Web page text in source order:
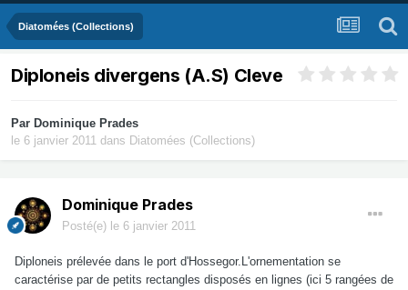
Diatomées (Collections)
Diploneis divergens (A.S) Cleve
Par Dominique Prades
le 6 janvier 2011 dans Diatomées (Collections)
Dominique Prades
Posté(e) le 6 janvier 2011
Diploneis prélevée dans le port d'Hossegor.L'ornementation se
caractérise par de petits rectangles disposés en lignes (ici 5 rangées de